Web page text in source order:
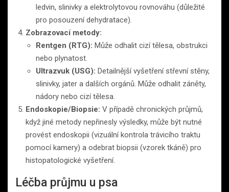
ledvin, slinivky a elektrolytovou rovnováhu (důležité
pro posouzení dehydratace).
Zobrazovací metody:
Rentgen (RTG): Může odhalit cizí tělesa, obstrukci
nebo plynatost.
Ultrazvuk (USG): Detailnější vyšetření střevní stěny,
slinivky, jater a dalších orgánů. Může odhalit záněty,
nádory nebo cizí tělesa.
Endoskopie/Biopsie: V případě chronických průjmů,
když jiné metody nepřinesly výsledky, může být nutné
provést endoskopii (vizuální kontrola trávicího traktu
pomocí kamery) a odebrat biopsii (vzorek tkáně) pro
histopatologické vyšetření.
Léčba průjmu u psa